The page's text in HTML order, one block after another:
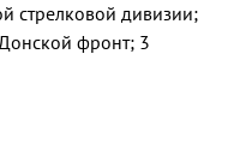
стрелковой дивизии;
фронт; 3